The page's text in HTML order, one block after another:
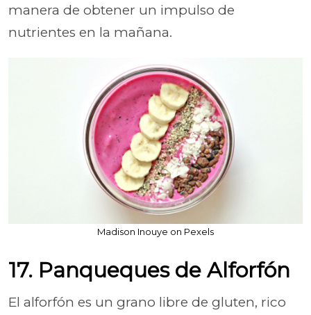
manera de obtener un impulso de
nutrientes en la mañana.
Madison Inouye on Pexels
17. Panqueques de Alforfón
El alforfón es un grano libre de gluten, rico